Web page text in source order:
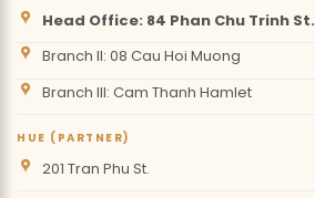
Head Office: 84 Phan Chu Trinh St.
Branch II: 08 Cau Hoi Muong
Branch III: Cam Thanh Hamlet
HUE (PARTNER)
201 Tran Phu St.